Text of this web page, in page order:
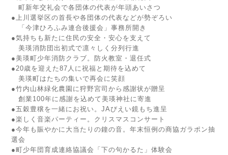
町新年交礼会で各団体の代表が年頭あいさつ
●上川選挙区の首長や各団体の代表などが勢ぞろい
「今津ひろふみ連合後援会」事務所開き
●気持ちも新たに住民の安全・安心を支えて
美瑛消防団出初式で凛々しく分列行進
●美瑛町少年消防クラブ。防火教室・退任式
●20歳を迎えた87人に祝福と期待を込めて
美瑛町はたちの集いで再会に笑顔
●竹内山林緑化農園に狩野宮司から感謝状が贈呈
創業100年に感謝を込めて美瑛神社に寄進
●五穀豊穣を一緒にお祝い。JAびえい鏡もち進呈
●楽しく音楽パーティー。クリスマスコンサート
●今年も賑やかに大当たりの鐘の音。年末恒例の商協ガラポン抽
選会
●町少年団育成連絡協議会「下の句かるた」体験会